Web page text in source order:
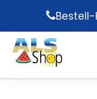
main
content
Bestell-